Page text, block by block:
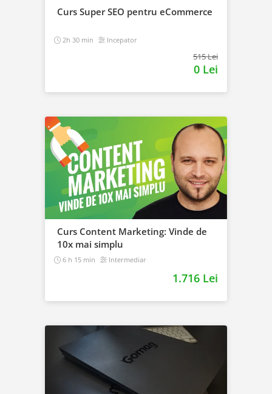
Curs Super SEO pentru eCommerce
2h 30 min Incepator
515 Lei
0 Lei
Curs Content Marketing: Vinde de
10x mai simplu
6 h 15 min Intermediar
1.716 Lei